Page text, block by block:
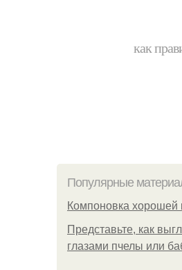
как
Популярные
Компоновка хорошей
Представьте, как
глазами пчелы или